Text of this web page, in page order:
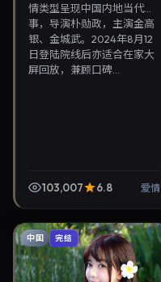
情类型呈现中国内地当代故
事，导演朴勋政，主演金高
银、金城武。2024年8月12
日登陆院线后亦适合在家大
屏回放，兼顾口碑...
103,007 6.8 爱情
中国 完结